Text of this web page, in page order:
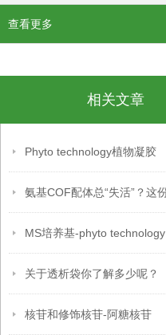
查看更多
相关文章
Phyto technology植物凝胶
MS培养基-phyto technology
关于透析袋你了解多少呢？
核苷和修饰核苷-阿糖核苷